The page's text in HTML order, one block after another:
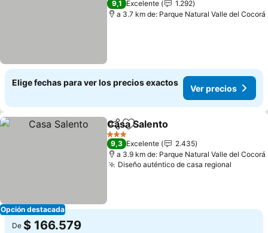
9,1 Excelente
1.292
a 3.7 km de: Parque Natural Valle del Cocorá
Elige fechas para ver los precios exactos
Ver precios
Opción destacada
CompartirAgregar a favoritos
Casa Salento
3 Estrellas
9,3 Excelente
2.435
a 3.9 km de: Parque Natural Valle del Cocorá
Diseño auténtico de casa regional
De $ 166.579